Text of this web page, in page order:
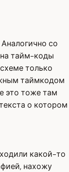
со
тайм-коды
только
таймкодом
это тоже там
о котором
какой-то
нахожу